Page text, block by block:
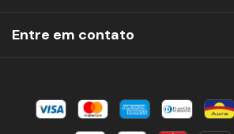
Entre em contato